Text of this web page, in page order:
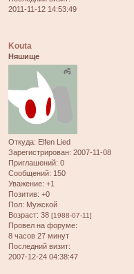
2011-11-12 14:53:49
Kouta
Няшище
Откуда: Elfen Lied
Зарегистрирован: 2007-11-08
Приглашений: 0
Сообщений: 150
Уважение: +1
Позитив: +0
Пол: Мужской
Возраст: 38 [1988-07-11]
Провел на форуме:
8 часов 27 минут
Последний визит:
2007-12-24 04:38:47